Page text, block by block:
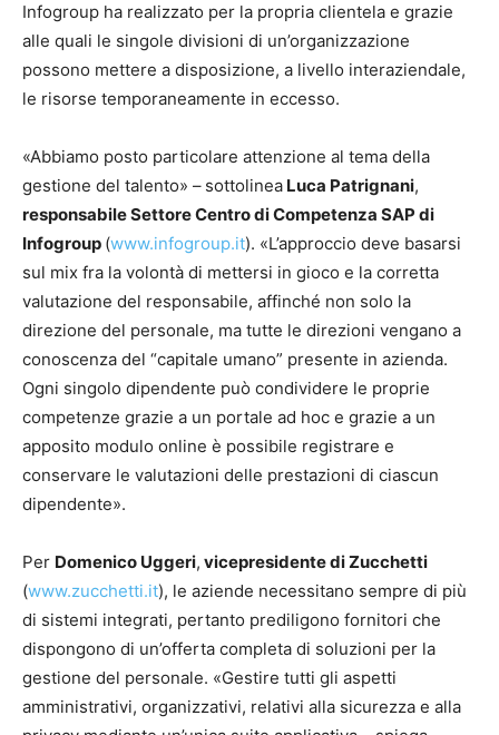
Infogroup ha realizzato per la propria clientela e grazie
alle quali le singole divisioni di un’organizzazione
possono mettere a disposizione, a livello interaziendale,
le risorse temporaneamente in eccesso.
«Abbiamo posto particolare attenzione al tema della
gestione del talento» – sottolinea Luca Patrignani,
responsabile Settore Centro di Competenza SAP di
Infogroup (www.infogroup.it). «L’approccio deve basarsi
sul mix fra la volontà di mettersi in gioco e la corretta
valutazione del responsabile, affinché non solo la
direzione del personale, ma tutte le direzioni vengano a
conoscenza del “capitale umano” presente in azienda.
Ogni singolo dipendente può condividere le proprie
competenze grazie a un portale ad hoc e grazie a un
apposito modulo online è possibile registrare e
conservare le valutazioni delle prestazioni di ciascun
dipendente».
Per Domenico Uggeri, vicepresidente di Zucchetti
(www.zucchetti.it), le aziende necessitano sempre di più
di sistemi integrati, pertanto prediligono fornitori che
dispongono di un’offerta completa di soluzioni per la
gestione del personale. «Gestire tutti gli aspetti
amministrativi, organizzativi, relativi alla sicurezza e alla